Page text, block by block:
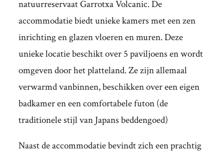
natuurreservaat Garrotxa Volcanic. De
accommodatie biedt unieke kamers met een zen
inrichting en glazen vloeren en muren. Deze
unieke locatie beschikt over 5 paviljoens en wordt
omgeven door het platteland. Ze zijn allemaal
verwarmd vanbinnen, beschikken over een eigen
badkamer en een comfortabele futon (de
traditionele stijl van Japans beddengoed)
Naast de accommodatie bevindt zich een prachtig